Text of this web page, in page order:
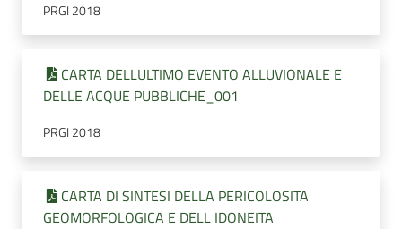
PRGI 2018
CARTA DELLULTIMO EVENTO ALLUVIONALE E
DELLE ACQUE PUBBLICHE_001
PRGI 2018
CARTA DI SINTESI DELLA PERICOLOSITA
GEOMORFOLOGICA E DELL IDONEITA